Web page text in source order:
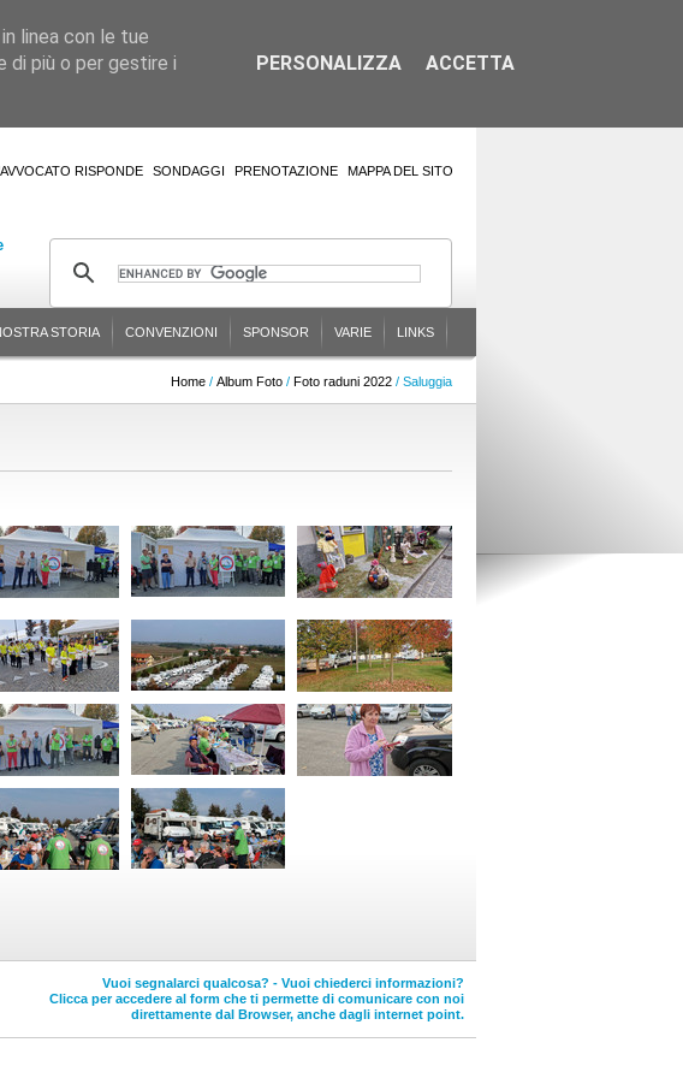
RISPONDE SONDAGGI PRENOTAZIONE MAPPA DEL SITO
STORIA CONVENZIONI SPONSOR VARIE LINKS
Home / Album Foto / Foto raduni 2022 / Saluggia
Vuoi segnalarci qualcosa? - Vuoi chiederci informazioni?
Clicca per accedere al form che ti permette di comunicare con noi
direttamente dal Browser, anche dagli internet point.
linea con le tue
di più o per gestire i
PERSONALIZZA ACCETTA